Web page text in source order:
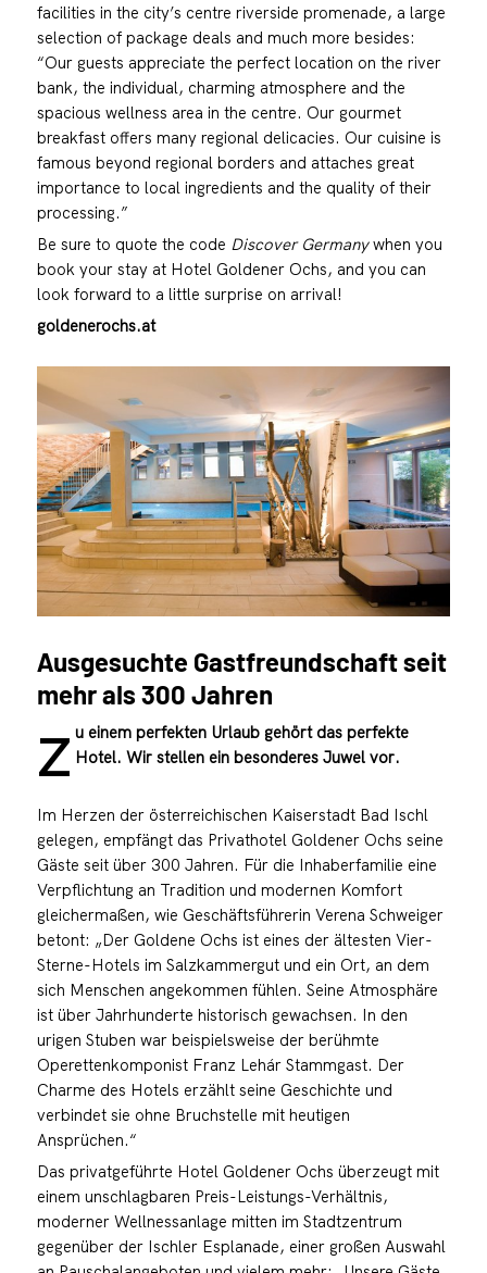
facilities in the city’s centre riverside promenade, a large
selection of package deals and much more besides:
“Our guests appreciate the perfect location on the river
bank, the individual, charming atmosphere and the
spacious wellness area in the centre. Our gourmet
breakfast offers many regional delicacies. Our cuisine is
famous beyond regional borders and attaches great
importance to local ingredients and the quality of their
processing.”
Be sure to quote the code Discover Germanywhen you
book your stay at Hotel Goldener Ochs, and you can
look forward to a little surprise on arrival!
goldenerochs.at
Ausgesuchte Gastfreundschaft seit
mehr als 300 Jahren
Z u einem perfekten Urlaub gehört das perfekte
Hotel. Wir stellen ein besonderes Juwel vor.
Im Herzen der österreichischen Kaiserstadt Bad Ischl
gelegen, empfängt das Privathotel Goldener Ochs seine
Gäste seit über 300 Jahren. Für die Inhaberfamilie eine
Verpflichtung an Tradition und modernen Komfort
gleichermaßen, wie Geschäftsführerin Verena Schweiger
betont: „Der Goldene Ochs ist eines der ältesten Vier-
Sterne-Hotels im Salzkammergut und ein Ort, an dem
sich Menschen angekommen fühlen. Seine Atmosphäre
ist über Jahrhunderte historisch gewachsen. In den
urigen Stuben war beispielsweise der berühmte
Operettenkomponist Franz Lehár Stammgast. Der
Charme des Hotels erzählt seine Geschichte und
verbindet sie ohne Bruchstelle mit heutigen
Ansprüchen.“
Das privatgeführte Hotel Goldener Ochs überzeugt mit
einem unschlagbaren Preis-Leistungs-Verhältnis,
moderner Wellnessanlage mitten im Stadtzentrum
gegenüber der Ischler Esplanade, einer großen Auswahl